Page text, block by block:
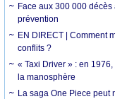
Face aux 300 000
prévention
EN DIRECT | Comment
conflits ?
« Taxi Driver » : en
la manosphère
La saga One Piece peut